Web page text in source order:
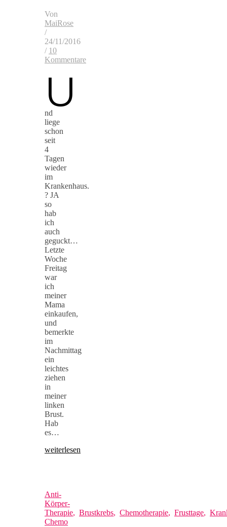
Von
MaiRose
/
24/11/2016
/ 10
Kommentare
U
nd
liege
schon
seit
4
Tagen
wieder
im
Krankenhaus.
? JA
so
hab
ich
auch
geguckt…
Letzte
Woche
Freitag
war
ich
meiner
Mama
einkaufen,
und
bemerkte
im
Nachmittag
ein
leichtes
ziehen
in
meiner
linken
Brust.
Hab
es…
weiterlesen
Anti-
Körper-
Therapie, Brustkrebs, Chemotherapie, Frusttage,
Chemo